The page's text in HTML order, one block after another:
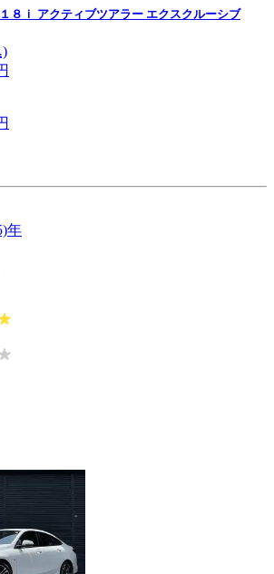
８ｉ アクティブツアラー エクスクルーシブ
)
年